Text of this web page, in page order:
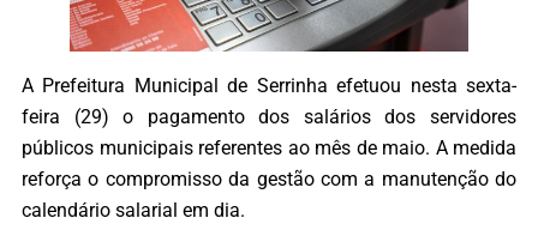
A Prefeitura Municipal de Serrinha efetuou nesta sexta-
feira (29) o pagamento dos salários dos servidores
públicos municipais referentes ao mês de maio. A medida
reforça o compromisso da gestão com a manutenção do
calendário salarial em dia.